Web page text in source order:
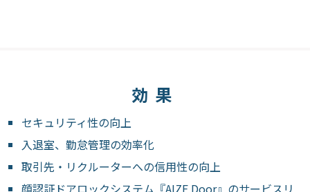
効果
セキュリティ性の向上
入退室、勤怠管理の効率化
取引先・リクルーターへの信用性の向上
顔認証ドアロックシステム『AIZE Door』のサービスリ